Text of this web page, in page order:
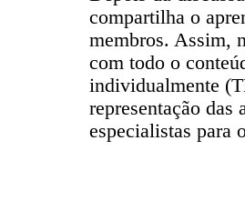
compartilha o
membros. Assim,
com todo o
individualmente
representação das
especialistas para